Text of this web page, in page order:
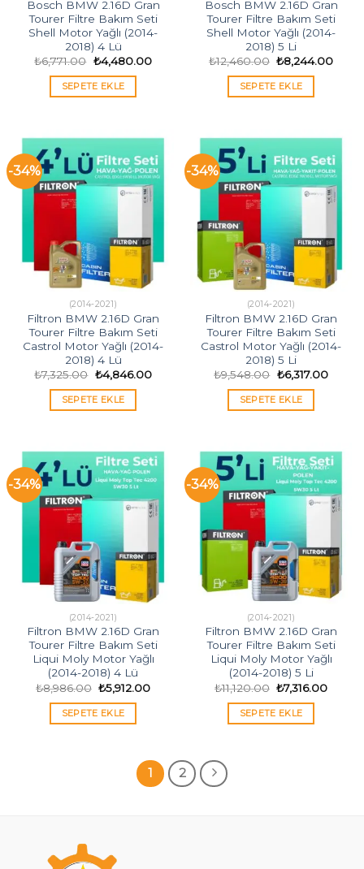
Bosch BMW 2.16D Gran
Tourer Filtre Bakım Seti
Shell Motor Yağlı (2014-
2018) 4 Lü
₺6,771.00 Orijinal
fiyat:
₺6,771.00.
₺4,480.00Şu
SEPETE EKLE
Bosch BMW 2.16D Gran
Tourer Filtre Bakım Seti
Shell Motor Yağlı (2014-
2018) 5 Li
₺12,460.00 Orijinal
fiyat:
₺12,460.00.
₺8,244.00Şu
SEPETE EKLE
-34%
(2014-2021)
Filtron BMW 2.16D Gran
Tourer Filtre Bakım Seti
Castrol Motor Yağlı (2014-
2018) 4 Lü
₺7,325.00 Orijinal
fiyat:
₺7,325.00.
₺4,846.00Şu
SEPETE EKLE
-34%
(2014-2021)
Filtron BMW 2.16D Gran
Tourer Filtre Bakım Seti
Castrol Motor Yağlı (2014-
2018) 5 Li
₺9,548.00 Orijinal
fiyat:
₺9,548.00.
₺6,317.00Şu
SEPETE EKLE
-34%
(2014-2021)
Filtron BMW 2.16D Gran
Tourer Filtre Bakım Seti
Liqui Moly Motor Yağlı
(2014-2018) 4 Lü
₺8,986.00 Orijinal
fiyat:
₺8,986.00.
₺5,912.00Şu
SEPETE EKLE
-34%
(2014-2021)
Filtron BMW 2.16D Gran
Tourer Filtre Bakım Seti
Liqui Moly Motor Yağlı
(2014-2018) 5 Li
₺11,120.00 Orijinal
fiyat:
₺11,120.00.
₺7,316.00Şu
SEPETE EKLE
1 2